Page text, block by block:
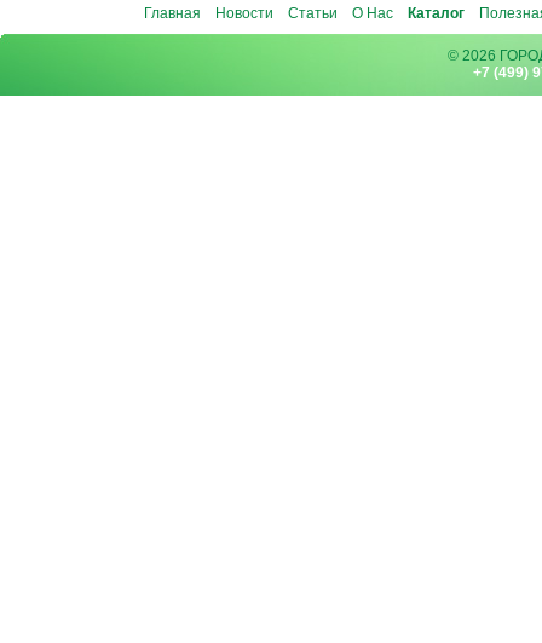
Главная Новости Статьи О Нас Каталог
© 2026
+7 (499)